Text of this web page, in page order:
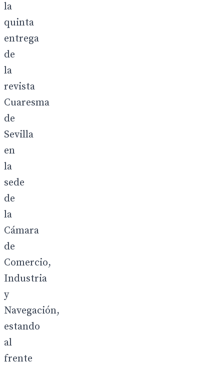
la
quinta
entrega
de
la
revista
Cuaresma
de
Sevilla
en
la
sede
de
la
Cámara
de
Comercio,
Industria
y
Navegación,
estando
al
frente